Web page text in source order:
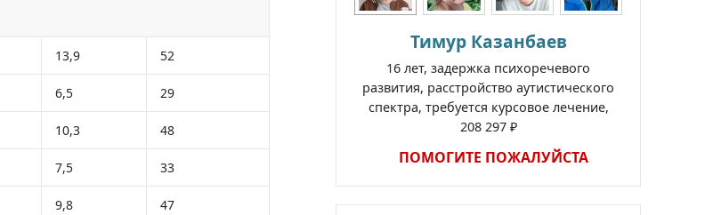
13,9 52
6,5 29
10,3 48
7,5 33
9,8 47
Тимур Казанбаев
16 лет, задержка психоречевого
развития, расстройство аутистического
спектра, требуется курсовое лечение,
208 297 ₽
ПОМОГИТЕ ПОЖАЛУЙСТА